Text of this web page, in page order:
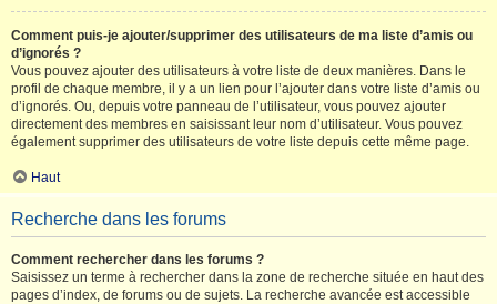
Comment puis-je ajouter/supprimer des utilisateurs de ma liste d’amis ou
d’ignorés ?
Vous pouvez ajouter des utilisateurs à votre liste de deux manières. Dans le
profil de chaque membre, il y a un lien pour l’ajouter dans votre liste d’amis ou
d’ignorés. Ou, depuis votre panneau de l’utilisateur, vous pouvez ajouter
directement des membres en saisissant leur nom d’utilisateur. Vous pouvez
également supprimer des utilisateurs de votre liste depuis cette même page.
Haut
Recherche dans les forums
Comment rechercher dans les forums ?
Saisissez un terme à rechercher dans la zone de recherche située en haut des
pages d’index, de forums ou de sujets. La recherche avancée est accessible